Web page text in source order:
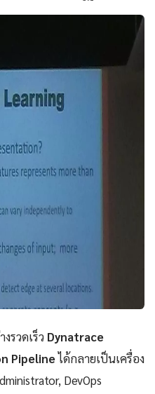
รวดเร็ว Dynatrace
Pipelineได้กลายเป็นเครื่อง
DevOps